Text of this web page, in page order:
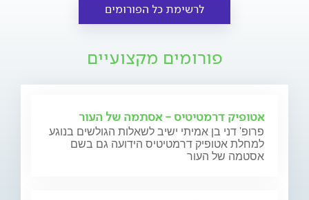
לרשימת כל הפורומים
פורומים מקצועיים
אטופיק דרמטיטיס - אסתמה של העור
פרופ' דני בן אמיתי ישיב לשאלות הגולשים בנוגע
למחלת אטופיק דרמטיטיס הידועה גם בשם
אסטמה של העור